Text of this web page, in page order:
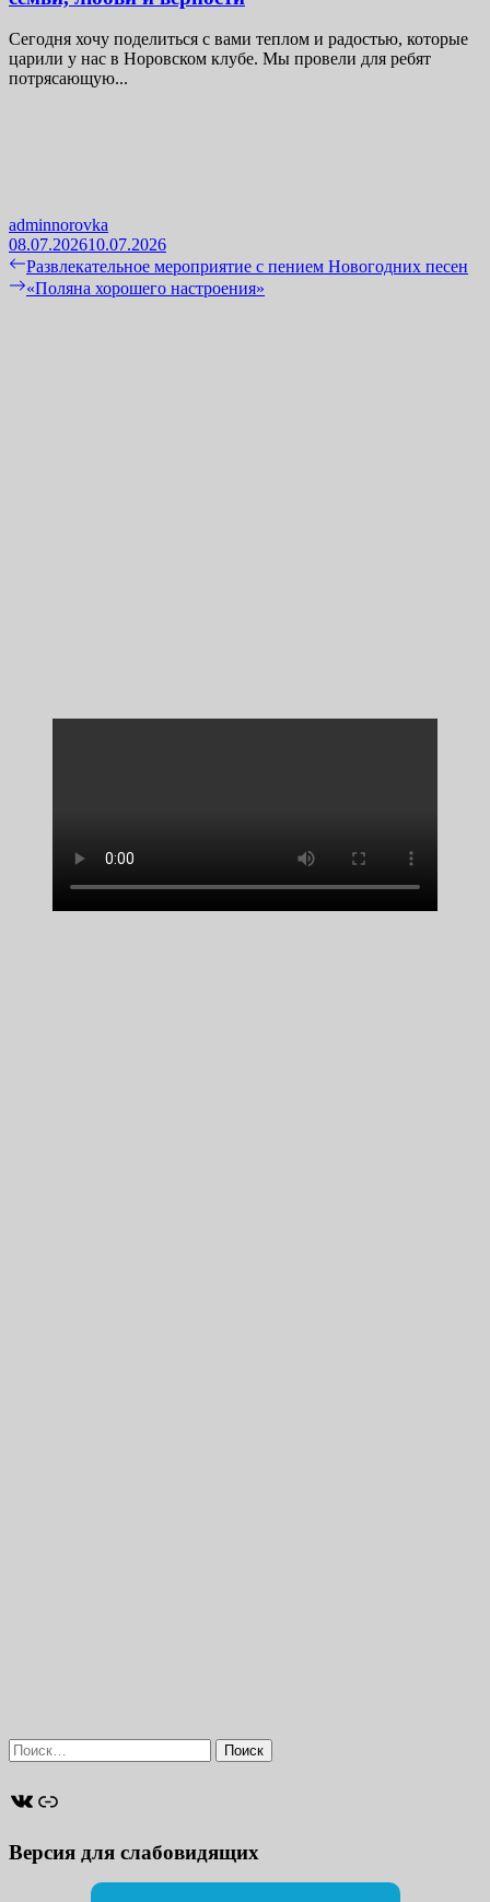
Сегодня хочу поделиться с вами теплом и радостью, которые
царили у нас в Норовском клубе. Мы провели для ребят
потрясающую...
adminnorovka
08.07.202610.07.2026
Навигация
по
Previous
post:
Развлекательное мероприятие с пением Новогодних песен
Next
«Поляна хорошего настроения»
Найти:
ВКонтакте
Ссылка
Версия для слабовидящих